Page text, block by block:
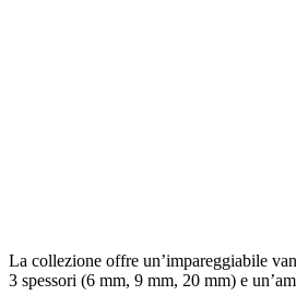
La collezione offre un’impareggiabile
3 spessori (6 mm, 9 mm, 20 mm) e